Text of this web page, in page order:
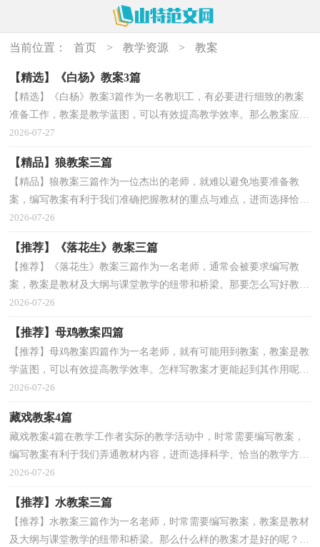
当前位置： 首页 > 教学资源 > 教案
【精选】《白杨》教案3篇
【精选】《白杨》教案3篇作为一名教职工，有必要进行细致的教案
准备工作，教案是教学蓝图，可以有效提高教学效率。那么教案应该
怎么写才合适呢？下面是小编精心整理的《白杨》教案3...
2026-07-27
【精品】狼教案三篇
【精品】狼教案三篇作为一位杰出的老师，就难以避免地要准备教
案，编写教案有利于我们准确把握教材的重点与难点，进而选择恰当
的教学方法。我们应该怎么写教案呢？下面是小编精心整...
2026-07-26
【推荐】《落花生》教案三篇
【推荐】《落花生》教案三篇作为一名老师，通常会被要求编写教
案，教案是教材及大纲与课堂教学的纽带和桥梁。那要怎么写好教案
呢？下面是小编帮大家整理的《落花生》教案3篇，欢迎...
2026-07-26
【推荐】母鸡教案四篇
【推荐】母鸡教案四篇作为一名老师，就有可能用到教案，教案是教
学蓝图，可以有效提高教学效率。怎样写教案才更能起到其作用呢？
以下是小编收集整理的母鸡教案4篇，希望能够帮助到大...
2026-07-26
藏戏教案4篇
藏戏教案4篇在教学工作者实际的教学活动中，时常需要编写教案，
编写教案有利于我们弄通教材内容，进而选择科学、恰当的教学方
法。那么你有了解过教案吗？下面是小编为大家收集的藏...
2026-07-26
【推荐】水教案三篇
【推荐】水教案三篇作为一名老师，时常需要编写教案，教案是教材
及大纲与课堂教学的纽带和桥梁。那么什么样的教案才是好的呢？以